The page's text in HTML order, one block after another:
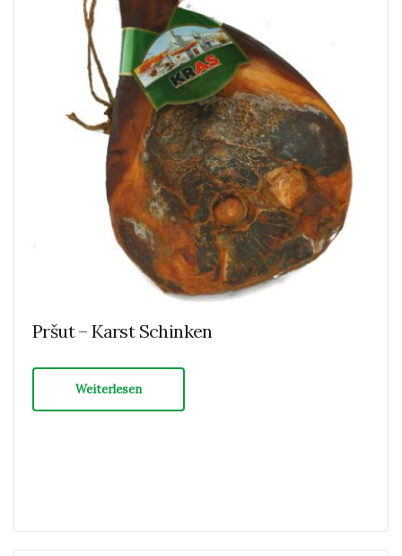
Pršut – Karst Schinken
Weiterlesen